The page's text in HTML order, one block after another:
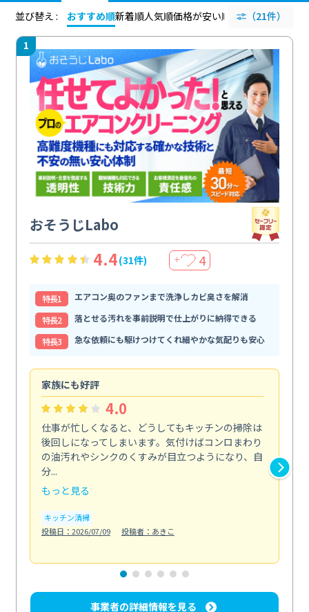
並び替え :
おすすめ順新着順人気順価格が安い順 評価が高い順
（21件）
1
おそうじLabo
4.4(31件) ＋ 4
特⻑1
エアコン奥のファンまで洗浄しカビ臭さを解消
特⻑2
落とせる汚れを事前説明で仕上がりに納得できる
特⻑3
急な依頼にも駆けつけてくれ細やかな気配りも安心
家族にも好評
4.0
仕事が忙しくなると、どうしてもキッチンの掃除は
後回しになってしまいます。気付けばコンロまわり
の油汚れやシンクのくすみが目立つようになり、自
分...
もっと見る
キッチン清掃
投稿日：2026/07/09
投稿者：あきこ
事業者の詳細情報を見る